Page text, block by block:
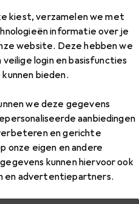
kiest, verzamelen we met
informatie over je
website. Deze hebben we
login en basisfuncties
bieden.
we deze gegevens
aanbiedingen
en gerichte
onze eigen en andere
kunnen hiervoor ook
en advertentiepartners.
Nietos
CMP